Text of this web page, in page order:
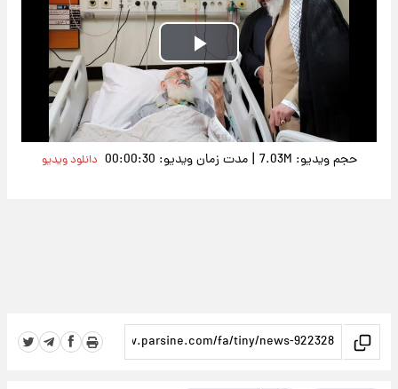
Play
Video
حجم ویدیو: 7.03M |مدت زمان ویدیو: 00:00:30 دانلود ویدیو